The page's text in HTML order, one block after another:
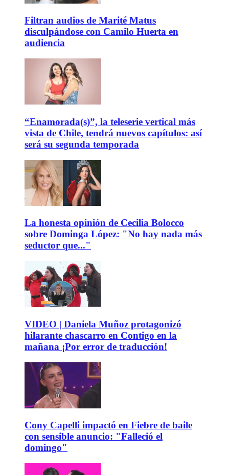
Filtran audios de Marité Matus
disculpándose con Camilo Huerta en
audiencia
“Enamorada(s)”, la teleserie vertical más
vista de Chile, tendrá nuevos capítulos: así
será su segunda temporada
La honesta opinión de Cecilia Bolocco
sobre Dominga López: "No hay nada más
seductor que..."
VIDEO | Daniela Muñoz protagonizó
hilarante chascarro en Contigo en la
mañana ¡Por error de traducción!
Cony Capelli impactó en Fiebre de baile
con sensible anuncio: "Falleció el
domingo"